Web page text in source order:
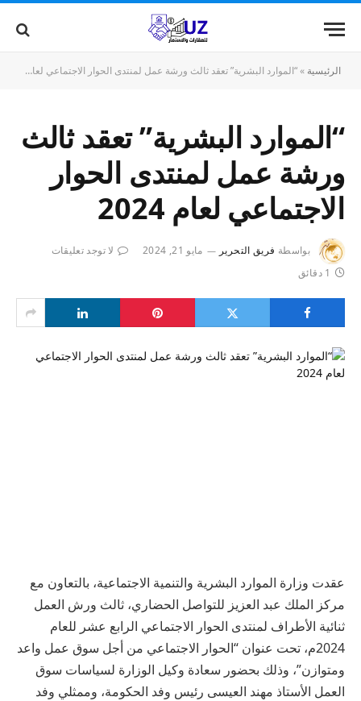
الرئيسية »“الموارد البشرية” تعقد ثالث ورشة عمل لمنتدى الحوار الاجتماعي لعام 2024
“الموارد البشرية” تعقد ثالث
ورشة عمل لمنتدى الحوار
الاجتماعي لعام 2024
بواسطة فريق التحرير مايو 21, 2024
لا توجد تعليقات
1 دقائق
عقدت وزارة الموارد البشرية والتنمية الاجتماعية، بالتعاون مع
مركز الملك عبد العزيز للتواصل الحضاري، ثالث ورش العمل
ثنائية الأطراف لمنتدى الحوار الاجتماعي الرابع عشر للعام
2024م، تحت عنوان “الحوار الاجتماعي من أجل سوق عمل واعد
ومتوازن”، وذلك بحضور سعادة وكيل الوزارة لسياسات سوق
العمل الأستاذ مهند العيسى رئيس وفد الحكومة، وممثلي وفد